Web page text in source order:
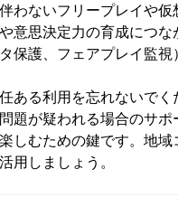
わないフリープレイや
意思決定力の育成につ
保護、フェアプレイ監視
ある利用を忘れないで
題が疑われる場合のサポ
しむための鍵です。地
用しましょう。